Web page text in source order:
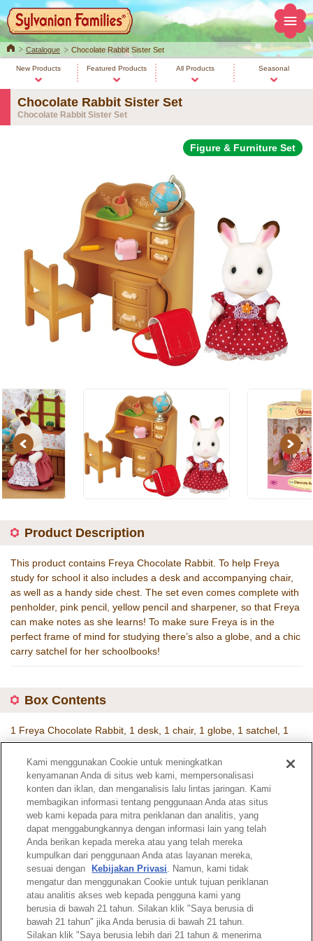
HomeCatalogue Chocolate Rabbit Sister Set
New Products Featured Products All Products Seasonal
Chocolate Rabbit Sister Set
Chocolate Rabbit Sister Set
Figure & Furniture Set
Previous Next
Product Description
This product contains Freya Chocolate Rabbit. To help Freya
study for school it also includes a desk and accompanying chair,
as well as a handy side chest. The set even comes complete with
penholder, pink pencil, yellow pencil and sharpener, so that Freya
can make notes as she learns! To make sure Freya is in the
perfect frame of mind for studying there’s also a globe, and a chic
carry satchel for her schoolbooks!
Box Contents
1 Freya Chocolate Rabbit, 1 desk, 1 chair, 1 globe, 1 satchel, 1
side chest, 1 penholder, 1 pink coloured pencil, 1 yellow coloured
pencil, 1 pencil sharpener
Item Code : 5016
Catalogue page
Top of Page
Kami menggunakan Cookie untuk meningkatkan
kenyamanan Anda di situs web kami, mempersonalisasi
konten dan iklan, dan menganalisis lalu lintas jaringan. Kami
membagikan informasi tentang penggunaan Anda atas situs
web kami kepada para mitra periklanan dan analitis, yang
dapat menggabungkannya dengan informasi lain yang telah
Anda berikan kepada mereka atau yang telah mereka
kumpulkan dari penggunaan Anda atas layanan mereka,
sesuai dengan
Kebijakan Privasi. Namun, kami tidak
mengatur dan menggunakan Cookie untuk tujuan periklanan
atau analitis akses web kepada pengguna kami yang
berusia di bawah 21 tahun. Silakan klik "Saya berusia di
bawah 21 tahun" jika Anda berusia di bawah 21 tahun.
Silakan klik "Saya berusia lebih dari 21 tahun & menerima